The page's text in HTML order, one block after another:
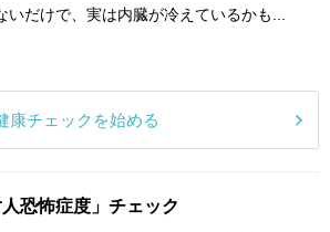
いだけで、実は内臓が冷えているかも...
康チェックを始める
恐怖症度」チェック